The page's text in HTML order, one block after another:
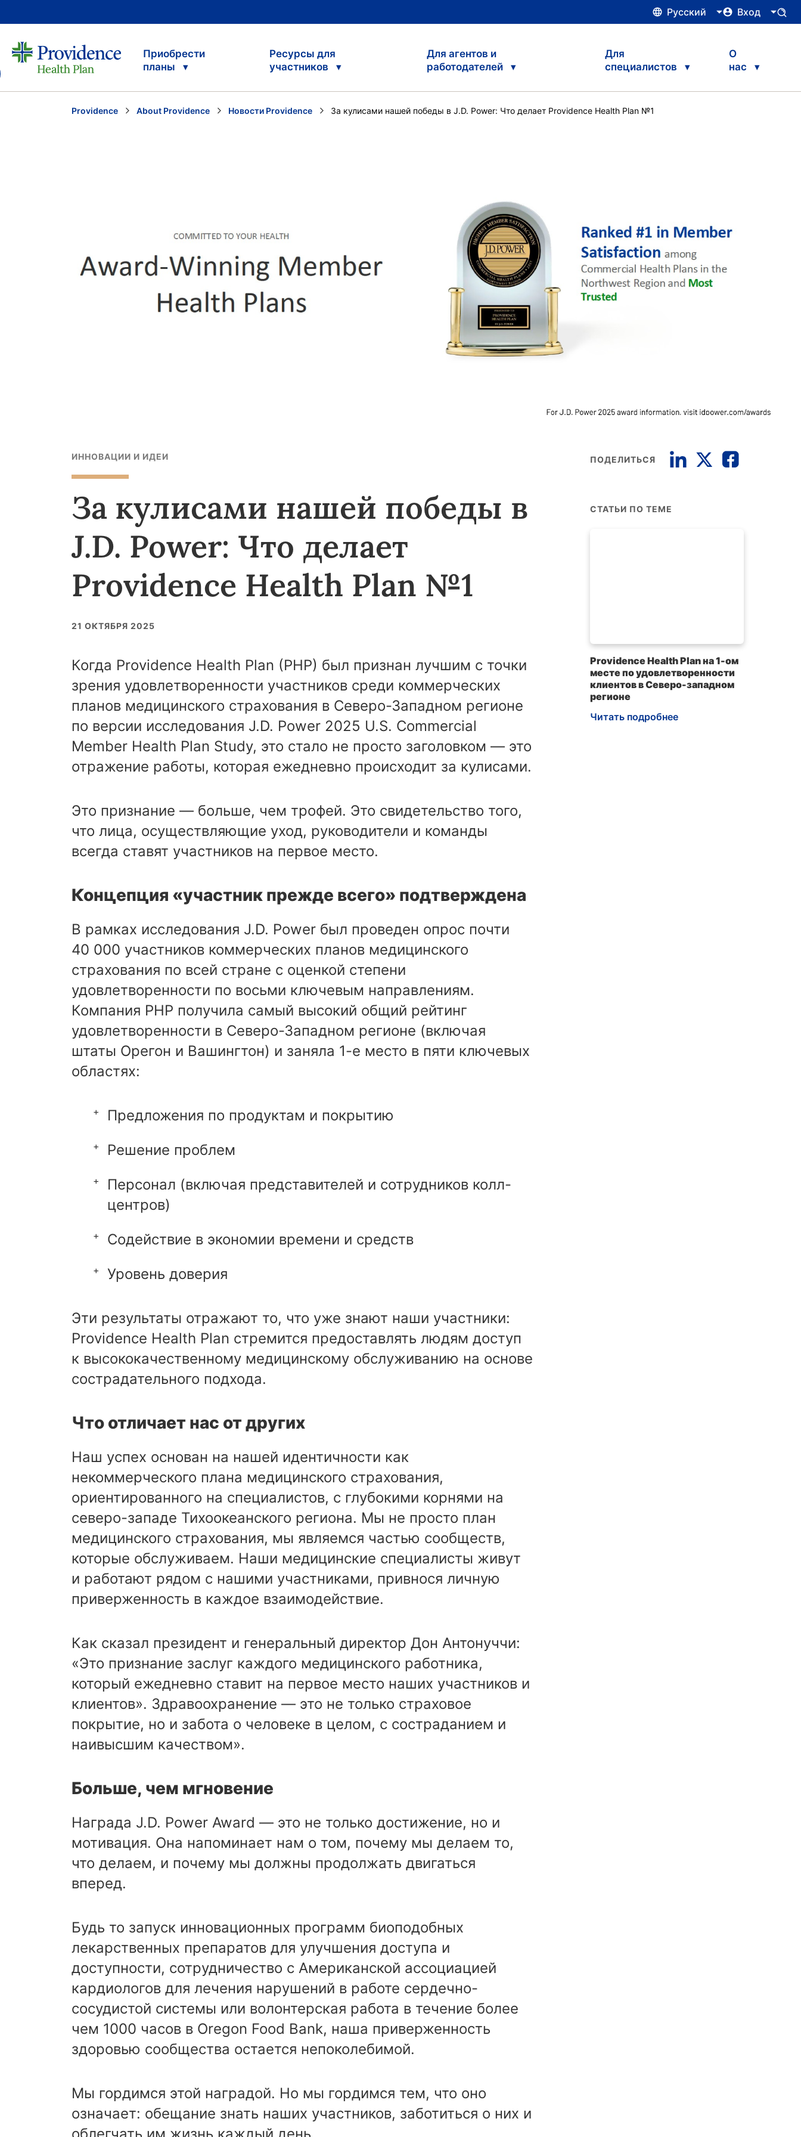
Русский Вход
Приобрести
планы
Ресурсы для
участников
Для агентов и
работодателей
Для
специалистов
О
нас
Providence About Providence Новости Providence Current:
За кулисами нашей победы в J.D. Power: Что делает Providence Health Plan №1
ИННОВАЦИИ И ИДЕИ
За кулисами нашей победы в
J.D. Power: Что делает
Providence Health Plan №1
21 ОКТЯБРЯ 2025
Когда Providence Health Plan (PHP) был признан лучшим с точки
зрения удовлетворенности участников среди коммерческих
планов медицинского страхования в Северо-Западном регионе
по версии исследования J.D. Power 2025 U.S. Commercial
Member Health Plan Study, это стало не просто заголовком — это
отражение работы, которая ежедневно происходит за кулисами.
Это признание — больше, чем трофей. Это свидетельство того,
что лица, осуществляющие уход, руководители и команды
всегда ставят участников на первое место.
Концепция «участник прежде всего» подтверждена
В рамках исследования J.D. Power был проведен опрос почти
40 000 участников коммерческих планов медицинского
страхования по всей стране с оценкой степени
удовлетворенности по восьми ключевым направлениям.
Компания PHP получила самый высокий общий рейтинг
удовлетворенности в Северо-Западном регионе (включая
штаты Орегон и Вашингтон) и заняла 1-е место в пяти ключевых
областях:
Предложения по продуктам и покрытию
Решение проблем
Персонал (включая представителей и сотрудников колл-
центров)
Содействие в экономии времени и средств
Уровень доверия
Эти результаты отражают то, что уже знают наши участники:
Providence Health Plan стремится предоставлять людям доступ
к высококачественному медицинскому обслуживанию на основе
сострадательного подхода.
Что отличает нас от других
Наш успех основан на нашей идентичности как
некоммерческого плана медицинского страхования,
ориентированного на специалистов, с глубокими корнями на
северо-западе Тихоокеанского региона. Мы не просто план
медицинского страхования, мы являемся частью сообществ,
которые обслуживаем. Наши медицинские специалисты живут
и работают рядом с нашими участниками, привнося личную
приверженность в каждое взаимодействие.
Как сказал президент и генеральный директор Дон Антонуччи:
«Это признание заслуг каждого медицинского работника,
который ежедневно ставит на первое место наших участников и
клиентов». Здравоохранение — это не только страховое
покрытие, но и забота о человеке в целом, с состраданием и
наивысшим качеством».
Больше, чем мгновение
Награда J.D. Power Award — это не только достижение, но и
мотивация. Она напоминает нам о том, почему мы делаем то,
что делаем, и почему мы должны продолжать двигаться
вперед.
Будь то запуск инновационных программ биоподобных
лекарственных препаратов для улучшения доступа и
доступности, сотрудничество с Американской ассоциацией
кардиологов для лечения нарушений в работе сердечно-
сосудистой системы или волонтерская работа в течение более
чем 1000 часов в Oregon Food Bank, наша приверженность
здоровью сообщества остается непоколебимой.
Мы гордимся этой наградой. Но мы гордимся тем, что оно
означает: обещание знать наших участников, заботиться о них и
ПОДЕЛИТЬСЯ
СТАТЬИ ПО ТЕМЕ
Providence Health Plan на 1-ом
месте по удовлетворенности
клиентов в Северо-западном
регионе
Читать подробнее